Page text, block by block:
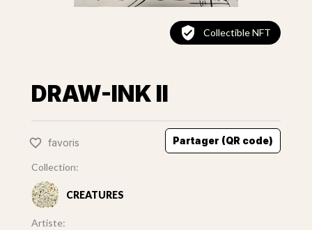
Collectible NFT
DRAW-INK II
favoris Partager (QR code)
Collection:
CREATURES
Artiste: